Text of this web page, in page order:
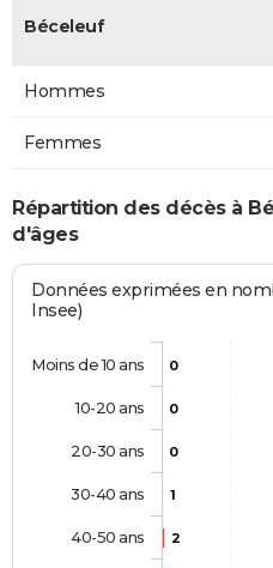
Béceleuf
Hommes
Femmes
Répartition des décès à
d'âges
Données exprimées en
Insee)
0
0
0
1
2
Moins de 10 ans
10-20 ans
20-30 ans
30-40 ans
40-50 ans